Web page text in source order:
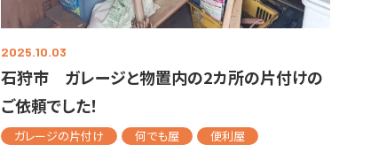
2025.10.03
石狩市 ガレージと物置内の2カ所の片付けの
ご依頼でした！
ガレージの片付け 何でも屋
便利屋